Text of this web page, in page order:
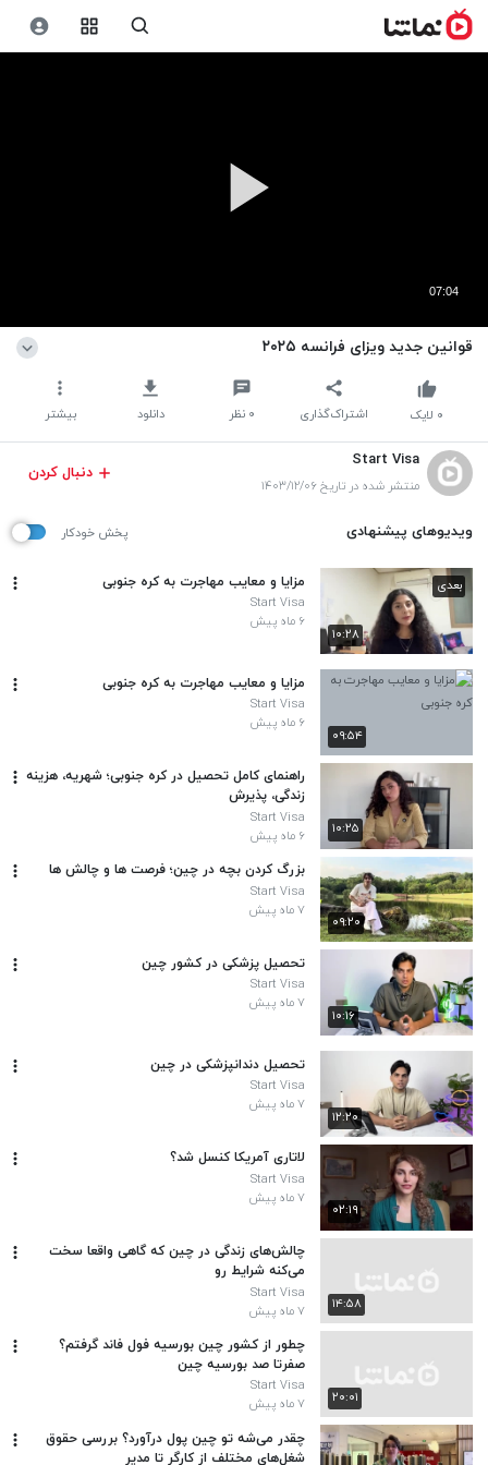
07:04
قوانین جدید ویزای فرانسه ۲۰۲۵
اشتراک‌گذاری ۰ نظر دانلود بیشتر ۰ لایک
Start Visa
منتشر شده در تاریخ ۱۴۰۳/۱۲/۰۶
دنبال کردن
ویدیوهای پیشنهادی پخش خودکار
۱۰:۲۸
بعدی مزایا و معایب مهاجرت به کره جنوبی
Start Visa
۶ ماه پیش
۰۹:۵۴
مزایا و معایب مهاجرت به کره جنوبی
Start Visa
۶ ماه پیش
۱۰:۲۵
راهنمای کامل تحصیل در کره جنوبی؛ شهریه، هزینه
زندگی، پذیرش
Start Visa
۶ ماه پیش
۰۹:۲۰
بزرگ کردن بچه در چین؛ فرصت ها و چالش ها
Start Visa
۷ ماه پیش
۱۰:۱۶
تحصیل پزشکی در کشور چین
Start Visa
۷ ماه پیش
۱۲:۲۰
تحصیل دندانپزشکی در چین
Start Visa
۷ ماه پیش
۰۲:۱۹
لاتاری آمریکا کنسل شد؟
Start Visa
۷ ماه پیش
۱۴:۵۸
چالش‌های زندگی در چین که گاهی واقعا سخت
می‌کنه شرایط رو
Start Visa
۷ ماه پیش
۲۰:۰۱
چطور از کشور چین بورسیه فول فاند گرفتم؟
صفرتا صد بورسیه چین
Start Visa
۷ ماه پیش
چقدر می‌شه تو چین پول درآورد؟ بررسی حقوق
شغل‌های مختلف از کارگر تا مدیر